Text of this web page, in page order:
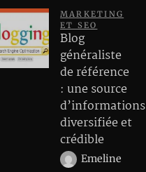
MARKETING
ET SEO
Blog
généraliste
de référence
: une source
d’informations
diversifiée et
crédible
Emeline